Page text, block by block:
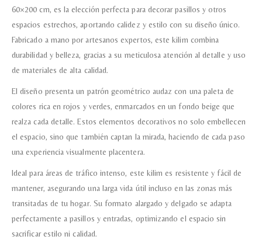
60×200 cm, es la elección perfecta para decorar pasillos y otros
espacios estrechos, aportando calidez y estilo con su diseño único.
Fabricado a mano por artesanos expertos, este kilim combina
durabilidad y belleza, gracias a su meticulosa atención al detalle y uso
de materiales de alta calidad.
El diseño presenta un patrón geométrico audaz con una paleta de
colores rica en rojos y verdes, enmarcados en un fondo beige que
realza cada detalle. Estos elementos decorativos no solo embellecen
el espacio, sino que también captan la mirada, haciendo de cada paso
una experiencia visualmente placentera.
Ideal para áreas de tráfico intenso, este kilim es resistente y fácil de
mantener, asegurando una larga vida útil incluso en las zonas más
transitadas de tu hogar. Su formato alargado y delgado se adapta
perfectamente a pasillos y entradas, optimizando el espacio sin
sacrificar estilo ni calidad.
Nombre y Referencia del producto
Doy mi consentimiento para que
esta web almacene la
información que envío para que
puedan responder a mi petición.